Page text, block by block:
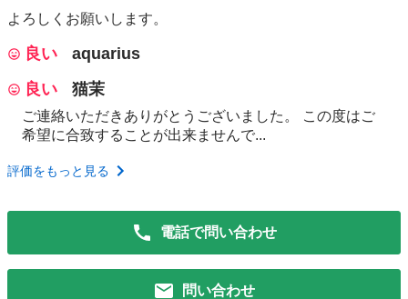
よろしくお願いします。
良い
aquarius
良い
猫茉
ご連絡いただきありがとうございました。 この度はご
希望に合致することが出来ませんで...
評価をもっと見る
電話で問い合わせ
問い合わせ